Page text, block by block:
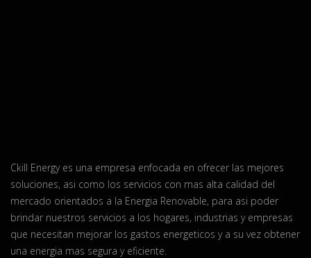
Ckill Energy es una empresa enfocada en ofrecer las mejores
soluciones, asi como los servicios con mas alta calidad del
mercado orientados a la Energia Renovable, para asi poder
brindar nuestros servicios a los hogares, industrias y empresas
que necesitan mejorar los gastos energeticos y a su vez obtener
una energia mas segura y eficiente.